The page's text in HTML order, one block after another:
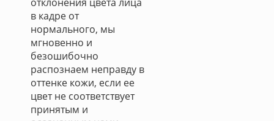
в кадре от
нормального, мы
мгновенно и
безошибочно
распознаем неправду в
оттенке кожи, если ее
цвет не соответствует
принятым и